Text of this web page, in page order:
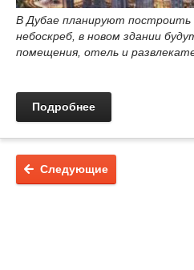
В Дубае планируют построить
небоскреб, в новом здании
помещения, отель и
Подробнее
Следующие